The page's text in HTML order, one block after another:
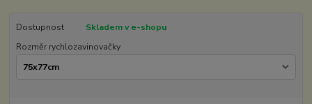
Dostupnost
Skladem v e-shopu
Rozměr rychlozavinovačky